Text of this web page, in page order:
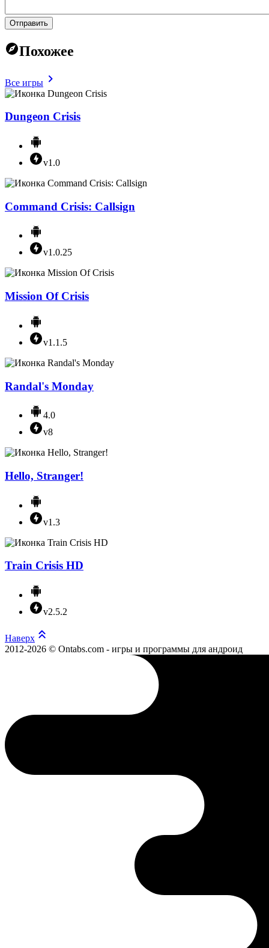
Отправить
Похожее
Все игры
Dungeon Crisis
v1.0
Command Crisis: Callsign
v1.0.25
Mission Of Crisis
v1.1.5
Randal's Monday
4.0
v8
Hello, Stranger!
v1.3
Train Crisis HD
v2.5.2
Наверх
2012-2026 © Ontabs.com - игры и программы для андроид